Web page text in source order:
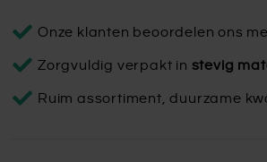
Onze klanten beoordelen ons
Zorgvuldig verpakt in stevig
Ruim assortiment, duurzame